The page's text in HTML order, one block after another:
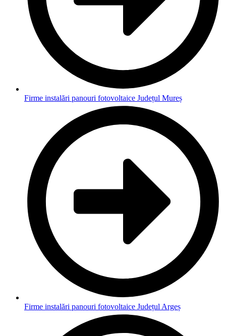
Firme instalări panouri fotovoltaice Județul Mureș
Firme instalări panouri fotovoltaice Județul Argeș